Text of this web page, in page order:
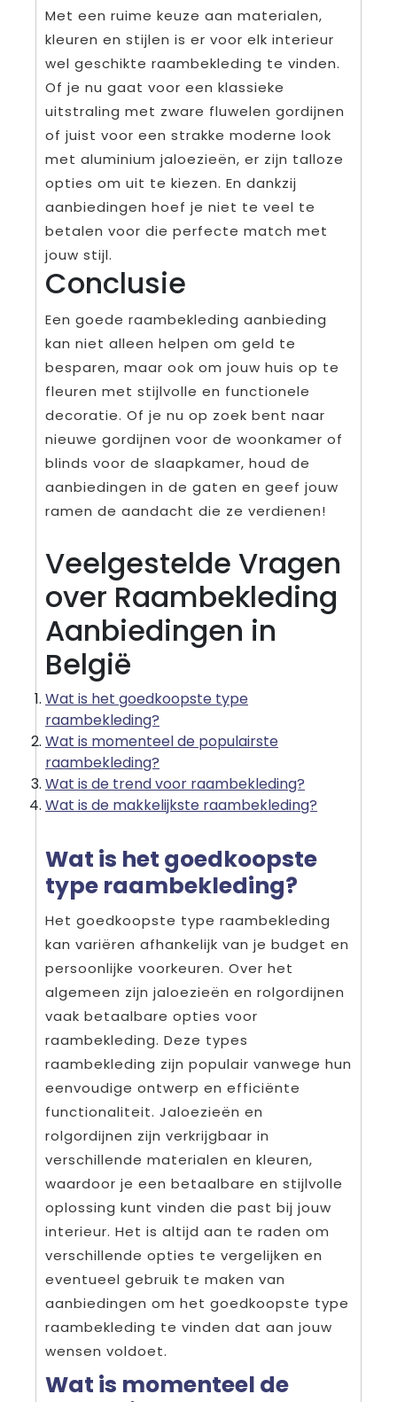
Met een ruime keuze aan materialen,
kleuren en stijlen is er voor elk interieur
wel geschikte raambekleding te vinden.
Of je nu gaat voor een klassieke
uitstraling met zware fluwelen gordijnen
of juist voor een strakke moderne look
met aluminium jaloezieën, er zijn talloze
opties om uit te kiezen. En dankzij
aanbiedingen hoef je niet te veel te
betalen voor die perfecte match met
jouw stijl.
Conclusie
Een goede raambekleding aanbieding
kan niet alleen helpen om geld te
besparen, maar ook om jouw huis op te
fleuren met stijlvolle en functionele
decoratie. Of je nu op zoek bent naar
nieuwe gordijnen voor de woonkamer of
blinds voor de slaapkamer, houd de
aanbiedingen in de gaten en geef jouw
ramen de aandacht die ze verdienen!
Veelgestelde Vragen
over Raambekleding
Aanbiedingen in
België
Wat is het goedkoopste type
raambekleding?
Wat is momenteel de populairste
raambekleding?
Wat is de trend voor raambekleding?
Wat is de makkelijkste raambekleding?
Wat is het goedkoopste
type raambekleding?
Het goedkoopste type raambekleding
kan variëren afhankelijk van je budget en
persoonlijke voorkeuren. Over het
algemeen zijn jaloezieën en rolgordijnen
vaak betaalbare opties voor
raambekleding. Deze types
raambekleding zijn populair vanwege hun
eenvoudige ontwerp en efficiënte
functionaliteit. Jaloezieën en
rolgordijnen zijn verkrijgbaar in
verschillende materialen en kleuren,
waardoor je een betaalbare en stijlvolle
oplossing kunt vinden die past bij jouw
interieur. Het is altijd aan te raden om
verschillende opties te vergelijken en
eventueel gebruik te maken van
aanbiedingen om het goedkoopste type
raambekleding te vinden dat aan jouw
wensen voldoet.
Wat is momenteel de